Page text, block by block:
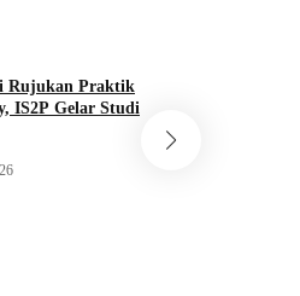
Rujukan Praktik
IS2P Gelar Studi